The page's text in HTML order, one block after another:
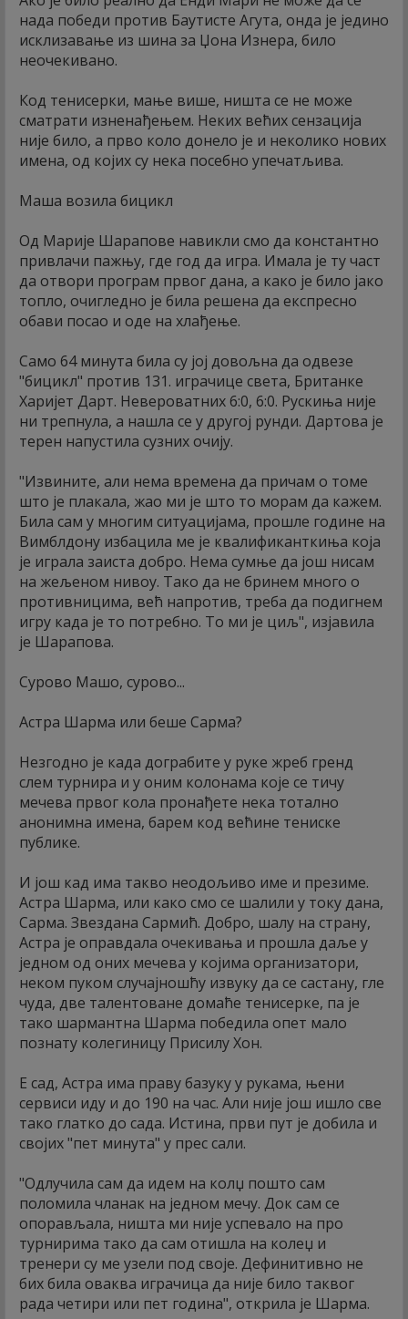
нада победи против Баутисте Агута, онда је једино
исклизавање из шина за Џона Изнера, било
неочекивано.
Код тенисерки, мање више, ништа се не може
сматрати изненађењем. Неких већих сензација
није било, а прво коло донело је и неколико нових
имена, од којих су нека посебно упечатљива.
Маша возила бицикл
Од Марије Шарапове навикли смо да константно
привлачи пажњу, где год да игра. Имала је ту част
да отвори програм првог дана, а како је било јако
топло, очигледно је била решена да експресно
обави посао и оде на хлађење.
Само 64 минута била су јој довољна да одвезе
"бицикл" против 131. играчице света, Британке
Харијет Дарт. Невероватних 6:0, 6:0. Рускиња није
ни трепнула, а нашла се у другој рунди. Дартова је
терен напустила сузних очију.
"Извините, али нема времена да причам о томе
што је плакала, жао ми је што то морам да кажем.
Била сам у многим ситуацијама, прошле године на
Вимблдону избацила ме је квалификанткиња која
је играла заиста добро. Нема сумње да још нисам
на жељеном нивоу. Тако да не бринем много о
противницима, већ напротив, треба да подигнем
игру када је то потребно. То ми је циљ", изјавила
је Шарапова.
Сурово Машо, сурово...
Астра Шарма или беше Сарма?
Незгодно је када дограбите у руке жреб гренд
слем турнира и у оним колонама које се тичу
мечева првог кола пронађете нека тотално
анонимна имена, барем код већине тениске
публике.
И још кад има такво неодољиво име и презиме.
Астра Шарма, или како смо се шалили у току дана,
Сарма. Звездана Сармић. Добро, шалу на страну,
Астра је оправдала очекивања и прошла даље у
једном од оних мечева у којима организатори,
неком пуком случајношћу извуку да се састану, гле
чуда, две талентоване домаће тенисерке, па је
тако шармантна Шарма победила опет мало
познату колегиницу Присилу Хон.
Е сад, Астра има праву базуку у рукама, њени
сервиси иду и до 190 на час. Али није још ишло све
тако глатко до сада. Истина, први пут је добила и
својих "пет минута" у прес сали.
"Одлучила сам да идем на колџ пошто сам
поломила чланак на једном мечу. Док сам се
опорављала, ништа ми није успевало на про
турнирима тако да сам отишла на колеџ и
тренери су ме узели под своје. Дефинитивно не
бих била оваква играчица да није било таквог
рада четири или пет година", открила је Шарма.